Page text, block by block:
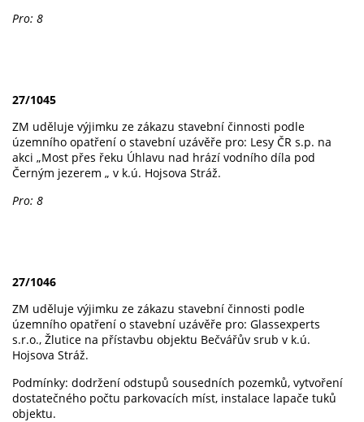
Pro: 8
27/1045
ZM uděluje výjimku ze zákazu stavební činnosti podle
územního opatření o stavební uzávěře pro: Lesy ČR s.p. na
akci „Most přes řeku Úhlavu nad hrází vodního díla pod
Černým jezerem „ v k.ú. Hojsova Stráž.
Pro: 8
27/1046
ZM uděluje výjimku ze zákazu stavební činnosti podle
územního opatření o stavební uzávěře pro: Glassexperts
s.r.o., Žlutice na přístavbu objektu Bečvářův srub v k.ú.
Hojsova Stráž.
Podmínky: dodržení odstupů sousedních pozemků, vytvoření
dostatečného počtu parkovacích míst, instalace lapače tuků
objektu.